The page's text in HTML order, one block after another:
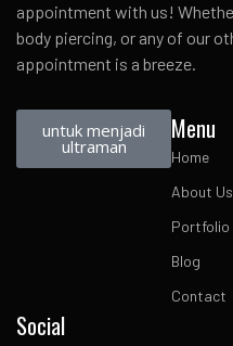
appointment with us!
body piercing, or any of our
appointment is a breeze.
untuk menjadi
ultraman
Menu
Home
About Us
Portfolio
Blog
Contact
Social